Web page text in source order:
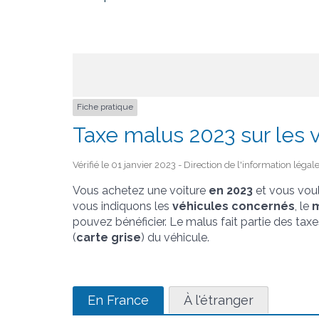
Fiche pratique
Taxe malus 2023 sur
Vérifié le 01 janvier 2023 - Direction de l'information
Vous achetez une voiture en 2023 et vous
vous indiquons les véhicules concernés, le
pouvez bénéficier. Le malus fait partie des
(carte grise) du véhicule.
En France À l'étranger